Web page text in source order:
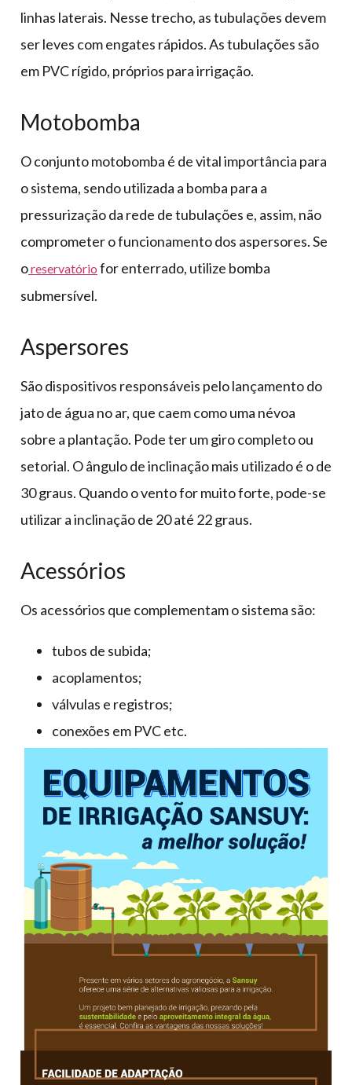
linhas laterais. Nesse trecho, as tubulações devem
ser leves com engates rápidos. As tubulações são
em PVC rígido, próprios para irrigação.
Motobomba
O conjunto motobomba é de vital importância para
o sistema, sendo utilizada a bomba para a
pressurização da rede de tubulações e, assim, não
comprometer o funcionamento dos aspersores. Se
oreservatório for enterrado, utilize bomba
submersível.
Aspersores
São dispositivos responsáveis pelo lançamento do
jato de água no ar, que caem como uma névoa
sobre a plantação. Pode ter um giro completo ou
setorial. O ângulo de inclinação mais utilizado é o de
30 graus. Quando o vento for muito forte, pode-se
utilizar a inclinação de 20 até 22 graus.
Acessórios
Os acessórios que complementam o sistema são:
tubos de subida;
acoplamentos;
válvulas e registros;
conexões em PVC etc.